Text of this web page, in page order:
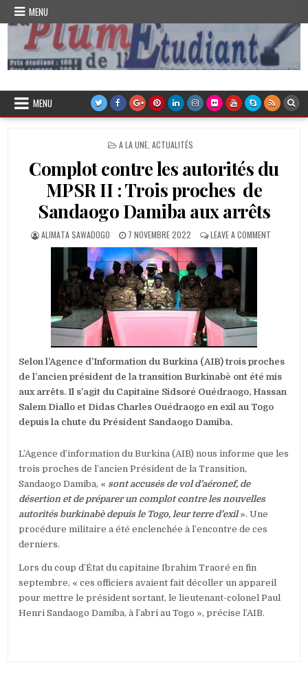
Skip
content
MENU
Plume de l'Etudiant
MENU
POSTED
A LA UNE ACTUALITÉS
Complot contre les autorités du
MPSR II : Trois proches de
Sandaogo Damiba aux arrêts
AUTHOR:
ALIMATA SAWADOGO
PUBLISHED
DATE:
7 NOVEMBRE 2022 LEAVE A COMMENTON
DE
SANDAOGO
AUX
ARRÊTS
Selon l’Agence d’Information du Burkina (AIB) trois proches
de l’ancien président de la transition Burkinabè ont été mis
aux arrêts. Il s’agit du Capitaine Sidsoré Ouédraogo, Hassan
Salem Diallo et Didas Charles Ouédraogo en exil au Togo
depuis la chute du Président Sandaogo Damiba.
L’Agence d’information du Burkina (AIB) nous informe que les
trois proches de l’ancien Président de la Transition,
Sandaogo Damiba, « sont accusés de vol d’aéronef, de
désertion et de préparer un complot contre les nouvelles
autorités burkinabè depuis le Togo, leur terre d’exil». Une
procédure militaire a été enclenchée à l’encontre de ces
derniers.
Lors du coup d’État du capitaine Ibrahim Traoré en fin
septembre, « ces officiers avaient fait décoller un appareil
pour mettre le président sortant, le lieutenant-colonel Paul
Henri Sandaogo Damiba, à l’abri au Togo », précise l’AIB.